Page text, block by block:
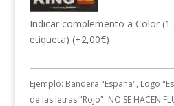
Indicar complemento a Color
etiqueta) (+2,00€)
Ejemplo: Bandera "España", Logo
de las letras "Rojo". NO SE HACEN